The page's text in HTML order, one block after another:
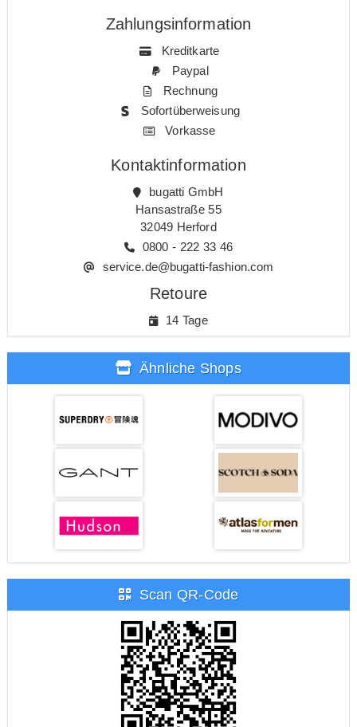
Zahlungsinformation
Kreditkarte
Paypal
Rechnung
Sofortüberweisung
Vorkasse
Kontaktinformation
bugatti GmbH
Hansastraße 55
32049 Herford
0800 - 222 33 46
service.de@bugatti-fashion.com
Retoure
14 Tage
Ähnliche Shops
Scan QR-Code